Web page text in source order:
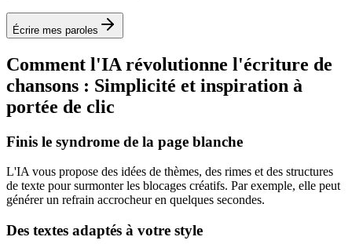
Écrire mes paroles
Comment l'IA révolutionne l'écriture de
chansons : Simplicité et inspiration à
portée de clic
Finis le syndrome de la page blanche
L'IA vous propose des idées de thèmes, des rimes et des structures
de texte pour surmonter les blocages créatifs. Par exemple, elle peut
générer un refrain accrocheur en quelques secondes.
Des textes adaptés à votre style